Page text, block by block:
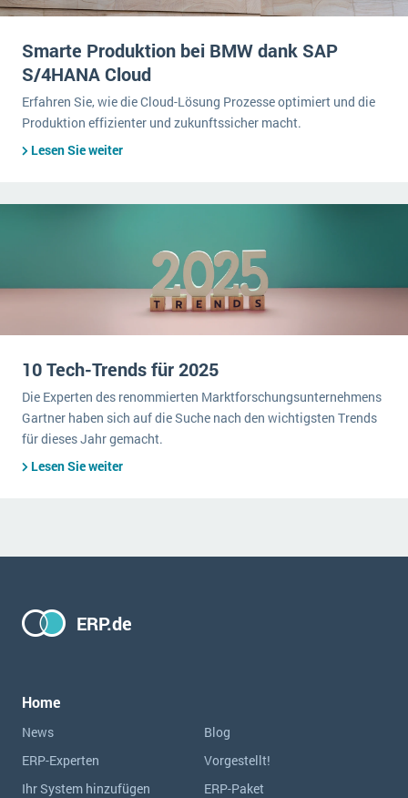
Smarte Produktion bei BMW dank SAP
S/4HANA Cloud
Erfahren Sie, wie die Cloud-Lösung Prozesse optimiert und die
Produktion effizienter und zukunftssicher macht.
Lesen Sie weiter
10 Tech-Trends für 2025
Die Experten des renommierten Marktforschungsunternehmens
Gartner haben sich auf die Suche nach den wichtigsten Trends
für dieses Jahr gemacht.
Lesen Sie weiter
ERP.de
Home
News
Blog
ERP-Experten
Vorgestellt!
Ihr System hinzufügen
ERP-Paket